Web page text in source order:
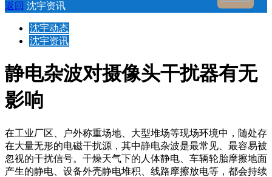
返回 沈宇资讯
沈宇动态
沈宇资讯
静电杂波对摄像头干扰器有无
影响
在工业厂区、户外称重场地、大型堆场等现场环境中，随处存
在大量无形的电磁干扰源，其中静电杂波是最常见、最容易被
忽视的干扰信号。干燥天气下的人体静电、车辆轮胎摩擦地面
产生的静电、设备外壳静电堆积、线路摩擦放电等，都会持续